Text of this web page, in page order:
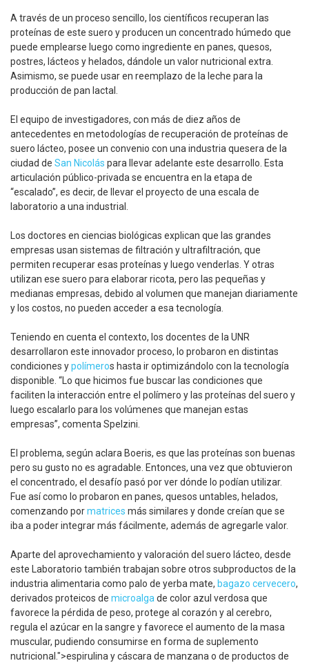
A través de un proceso sencillo, los científicos recuperan las
proteínas de este suero y producen un concentrado húmedo que
puede emplearse luego como ingrediente en panes, quesos,
postres, lácteos y helados, dándole un valor nutricional extra.
Asimismo, se puede usar en reemplazo de la leche para la
producción de pan lactal.
El equipo de investigadores, con más de diez años de
antecedentes en metodologías de recuperación de proteínas de
suero lácteo, posee un convenio con una industria quesera de la
ciudad de San Nicolás para llevar adelante este desarrollo. Esta
articulación público-privada se encuentra en la etapa de
“escalado”, es decir, de llevar el proyecto de una escala de
laboratorio a una industrial.
Los doctores en ciencias biológicas explican que las grandes
empresas usan sistemas de filtración y ultrafiltración, que
permiten recuperar esas proteínas y luego venderlas. Y otras
utilizan ese suero para elaborar ricota, pero las pequeñas y
medianas empresas, debido al volumen que manejan diariamente
y los costos, no pueden acceder a esa tecnología.
Teniendo en cuenta el contexto, los docentes de la UNR
desarrollaron este innovador proceso, lo probaron en distintas
condiciones ypolímeros hasta ir optimizándolo con la tecnología
disponible. “Lo que hicimos fue buscar las condiciones que
faciliten la interacción entre el polímero y las proteínas del suero y
luego escalarlo para los volúmenes que manejan estas
empresas”, comenta Spelzini.
El problema, según aclara Boeris, es que las proteínas son buenas
pero su gusto no es agradable. Entonces, una vez que obtuvieron
el concentrado, el desafío pasó por ver dónde lo podían utilizar.
Fue así como lo probaron en panes, quesos untables, helados,
comenzando pormatrices más similares y donde creían que se
iba a poder integrar más fácilmente, además de agregarle valor.
Aparte del aprovechamiento y valoración del suero lácteo, desde
este Laboratorio también trabajan sobre otros subproductos de la
industria alimentaria como palo de yerba mate, bagazo cervecero,
derivados proteicos de microalga de color azul verdosa que
favorece la pérdida de peso, protege al corazón y al cerebro,
regula el azúcar en la sangre y favorece el aumento de la masa
muscular, pudiendo consumirse en forma de suplemento
nutricional.">espirulina y cáscara de manzana o de productos de